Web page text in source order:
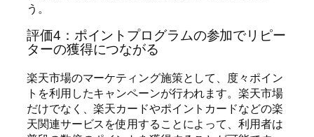
う。
評価4：ポイントプログラムの参加でリピー
ターの獲得につながる
楽天市場のマーケティング施策として、度々ポイン
トを利用したキャンペーンが行われます。楽天市場
だけでなく、楽天カードやポイントカードなどの楽
天関連サービスを使用することによって、利用者は